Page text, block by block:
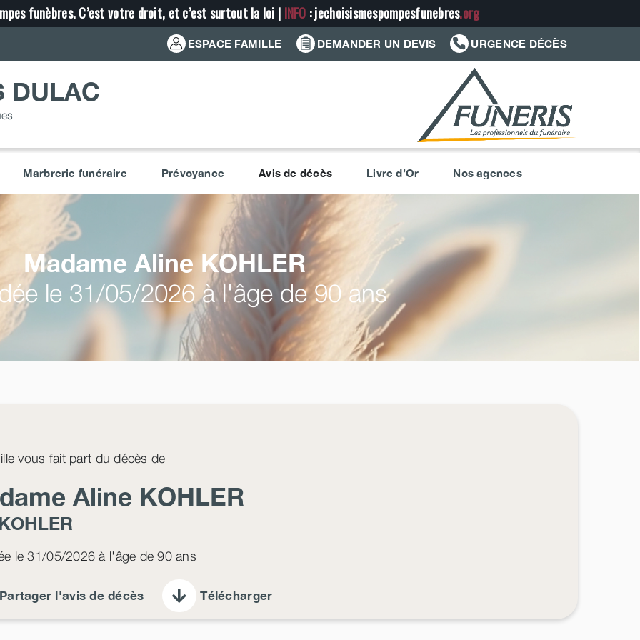
funèbres. C’est votre droit, et c’est surtout la loi | INFO : jechoisismespompesfunebres.org
ESPACE FAMILLE DEMANDER UN DEVIS URGENCE DÉCÈS
DULAC
Marbrerie funéraire Prévoyance Avis de décès Livre d’Or Nos agences
Madame AlineKOHLER
le 31/05/2026 à l'âge de 90 ans
vous fait part du décès de
Aline KOHLER
le 31/05/2026 à l'âge de 90 ans
Partager l'avis de décès Télécharger